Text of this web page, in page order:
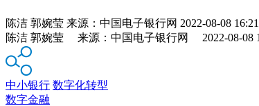
陈洁 郭婉莹 来源： 中国电子银行网 2022-08-08
陈洁 郭婉莹 来源：中国电子银行网 2022-08-08
中小银行 数字化转型
数字金融